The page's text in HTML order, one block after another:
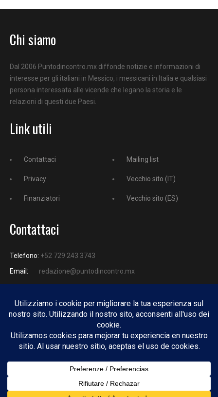
Chi siamo
Dal 2006 Puntodincontro.mx diffonde notizie e informazioni di
interesse per gli italiani in Messico, i messicani in Italia e qualsiasi
persona interessata alle vicende che legano la storia e le
relazioni di questi due Paesi.
Link utili
Contattaci
Privacy
Finanziatori
Mailing list
Vecchio sito (IT)
Vecchio sito (ES)
Contattaci
Telefono: +52 729 243 3743
Email:
redazione@puntodincontro.mx
PUNTODINCONTRO
Copyright © 2025 Puntodincontro